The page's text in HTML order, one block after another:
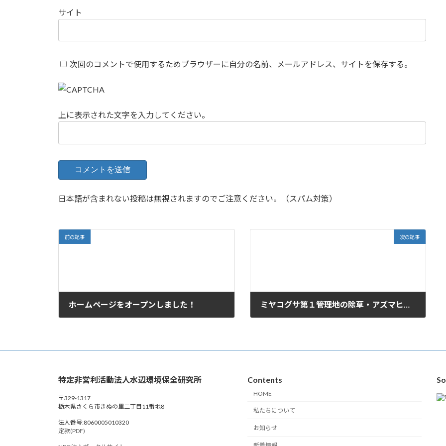
サイト
次回のコメントで使用するためブラウザーに自分の名前、メールアドレス、サイトを保存する。
上に表示された文字を入力してください。
日本語が含まれない投稿は無視されますのでご注意ください。（スパム対策）
前の記事
ホームページをオープンしました！
次の記事
ミヤコグサ第１管理地の除草・アズマヒキガエル生息状況調査
特定非営利活動法人水辺環境保全研究所
〒329-1317
栃木県さくら市きぬの里二丁目11番地8
法人番号:8060005010320
定款(PDF)
Contents
HOME
私たちについて
お知らせ